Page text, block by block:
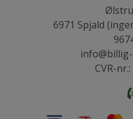
6971 Spjald
CVR-